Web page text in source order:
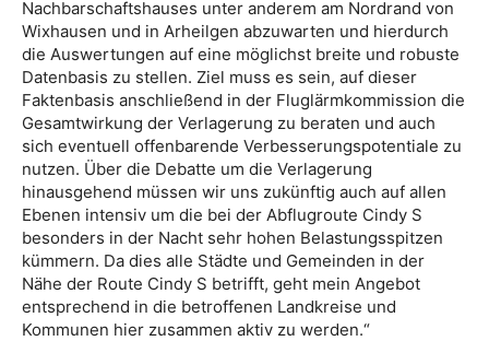
Nachbarschaftshauses unter anderem am Nordrand von
Wixhausen und in Arheilgen abzuwarten und hierdurch
die Auswertungen auf eine möglichst breite und robuste
Datenbasis zu stellen. Ziel muss es sein, auf dieser
Faktenbasis anschließend in der Fluglärmkommission die
Gesamtwirkung der Verlagerung zu beraten und auch
sich eventuell offenbarende Verbesserungspotentiale zu
nutzen. Über die Debatte um die Verlagerung
hinausgehend müssen wir uns zukünftig auch auf allen
Ebenen intensiv um die bei der Abflugroute Cindy S
besonders in der Nacht sehr hohen Belastungsspitzen
kümmern. Da dies alle Städte und Gemeinden in der
Nähe der Route Cindy S betrifft, geht mein Angebot
entsprechend in die betroffenen Landkreise und
Kommunen hier zusammen aktiv zu werden.“